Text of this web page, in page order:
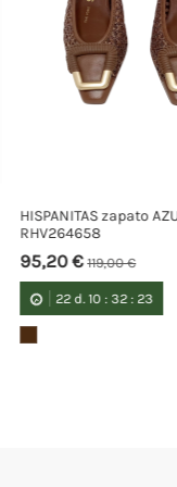
Hispanitas
TULIPAN
84,00 €
22d. 10